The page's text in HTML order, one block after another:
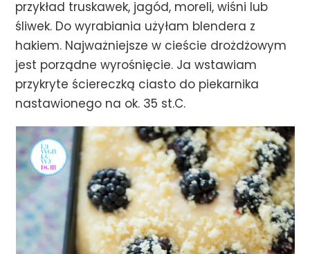
przykład truskawek, jagód, moreli, wiśni lub
śliwek. Do wyrabiania użyłam blendera z
hakiem. Najważniejsze w cieście drożdżowym
jest porządne wyrośnięcie. Ja wstawiam
przykryte ściereczką ciasto do piekarnika
nastawionego na ok. 35 st.C.